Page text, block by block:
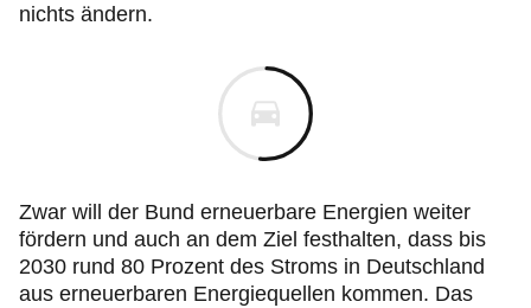
nichts ändern.
Zwar will der Bund erneuerbare Energien weiter
fördern und auch an dem Ziel festhalten, dass bis
2030 rund 80 Prozent des Stroms in Deutschland
aus erneuerbaren Energiequellen kommen. Das